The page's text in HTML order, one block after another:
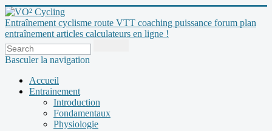
Entraînement cyclisme route VTT coaching puissance forum plan
entraînement articles calculateurs en ligne !
Basculer la navigation
Accueil
Entrainement
Introduction
Fondamentaux
Physiologie